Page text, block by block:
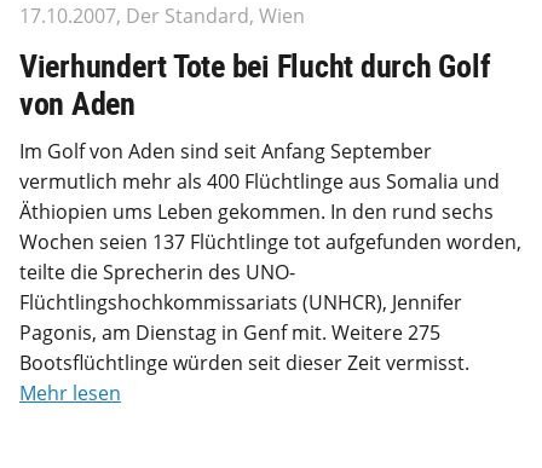
17.10.2007, Der Standard, Wien
Vierhundert Tote bei Flucht durch Golf
von Aden
Im Golf von Aden sind seit Anfang September
vermutlich mehr als 400 Flüchtlinge aus Somalia und
Äthiopien ums Leben gekommen. In den rund sechs
Wochen seien 137 Flüchtlinge tot aufgefunden worden,
teilte die Sprecherin des UNO-
Flüchtlingshochkommissariats (UNHCR), Jennifer
Pagonis, am Dienstag in Genf mit. Weitere 275
Bootsflüchtlinge würden seit dieser Zeit vermisst.
Mehr lesen